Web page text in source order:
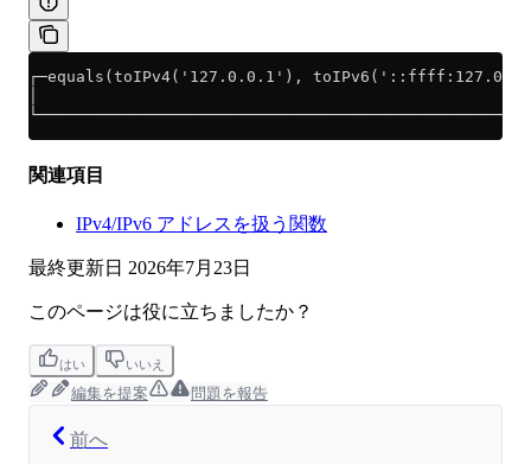
┌─equals(toIPv4('127.0.0.1'),
関連項目
IPv4/IPv6 アドレスを扱う関数
最終更新日 2026年7月23日
このページは役に立ちましたか？
はい いいえ
編集を提案 問題を報告
前へ